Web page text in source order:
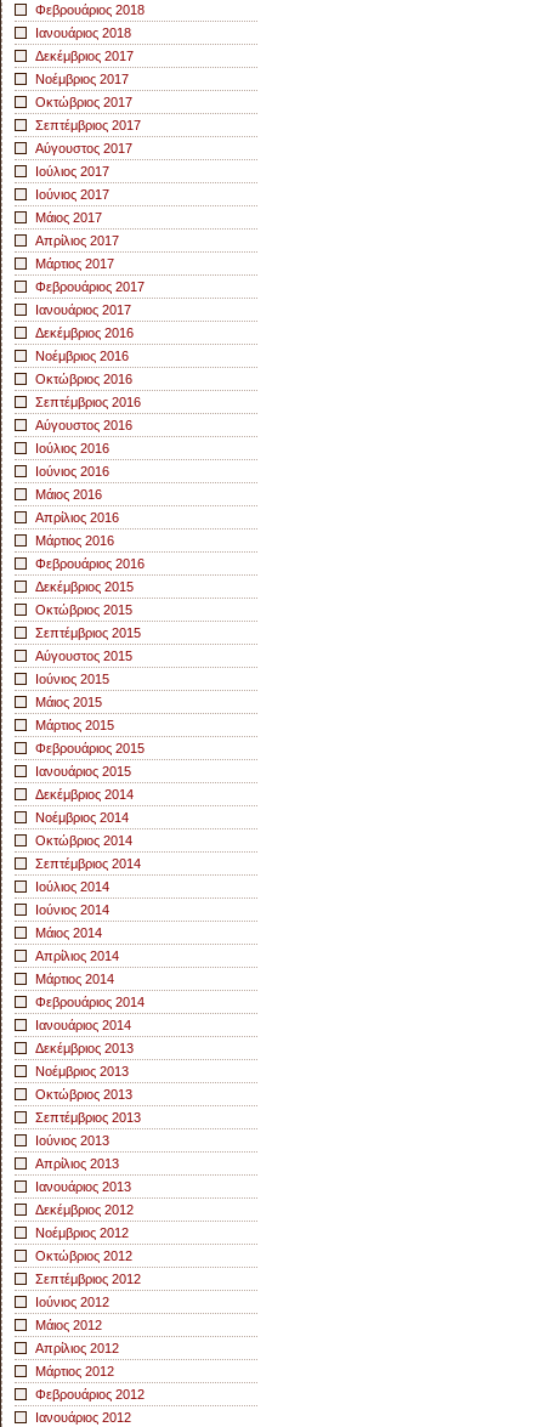
Φεβρουάριος 2018
Ιανουάριος 2018
Δεκέμβριος 2017
Νοέμβριος 2017
Οκτώβριος 2017
Σεπτέμβριος 2017
Αύγουστος 2017
Ιούλιος 2017
Ιούνιος 2017
Μάιος 2017
Απρίλιος 2017
Μάρτιος 2017
Φεβρουάριος 2017
Ιανουάριος 2017
Δεκέμβριος 2016
Νοέμβριος 2016
Οκτώβριος 2016
Σεπτέμβριος 2016
Αύγουστος 2016
Ιούλιος 2016
Ιούνιος 2016
Μάιος 2016
Απρίλιος 2016
Μάρτιος 2016
Φεβρουάριος 2016
Δεκέμβριος 2015
Οκτώβριος 2015
Σεπτέμβριος 2015
Αύγουστος 2015
Ιούνιος 2015
Μάιος 2015
Μάρτιος 2015
Φεβρουάριος 2015
Ιανουάριος 2015
Δεκέμβριος 2014
Νοέμβριος 2014
Οκτώβριος 2014
Σεπτέμβριος 2014
Ιούλιος 2014
Ιούνιος 2014
Μάιος 2014
Απρίλιος 2014
Μάρτιος 2014
Φεβρουάριος 2014
Ιανουάριος 2014
Δεκέμβριος 2013
Νοέμβριος 2013
Οκτώβριος 2013
Σεπτέμβριος 2013
Ιούνιος 2013
Απρίλιος 2013
Ιανουάριος 2013
Δεκέμβριος 2012
Νοέμβριος 2012
Οκτώβριος 2012
Σεπτέμβριος 2012
Ιούνιος 2012
Μάιος 2012
Απρίλιος 2012
Μάρτιος 2012
Φεβρουάριος 2012
Ιανουάριος 2012